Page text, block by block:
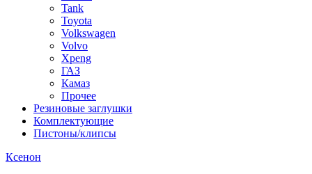
Tank
Toyota
Volkswagen
Volvo
Xpeng
ГАЗ
Камаз
Прочее
Резиновые заглушки
Комплектующие
Пистоны/клипсы
Ксенон